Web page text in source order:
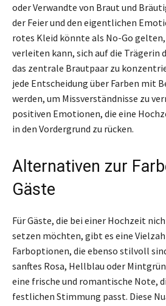
oder Verwandte von Braut und
der Feier und den eigentlichen
rotes Kleid könnte als No-Go gelten,
verleiten kann, sich auf die Trägerin
das zentrale Brautpaar zu
jede Entscheidung über Farben mit
werden, um Missverständnisse zu
positiven Emotionen, die eine
in den Vordergrund zu rücken.
Alternativen zur
Gäste
Für Gäste, die bei einer Hochzeit
setzen möchten, gibt es eine
Farboptionen, die ebenso stilvoll
sanftes Rosa, Hellblau oder
eine frische und romantische Note,
festlichen Stimmung passt. Diese